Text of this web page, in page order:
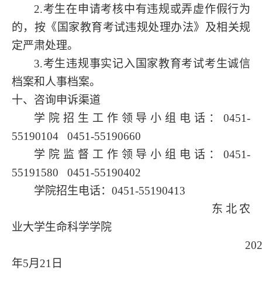
2.考生在申请考核中有违规或弄虚作假行为
的，按《国家教育考试违规处理办法》及相关规
定严肃处理。
3.考生违规事实记入国家教育考试考生诚信
档案和人事档案。
十、咨询申诉渠道
学院招生工作领导小组电话： 0451-
55190104 0451-55190660
学院监督工作领导小组电话： 0451-
55191580 0451-55190402
学院招生电话： 0451-55190413
东北农
业大学生命科学学院
年5月 21 日